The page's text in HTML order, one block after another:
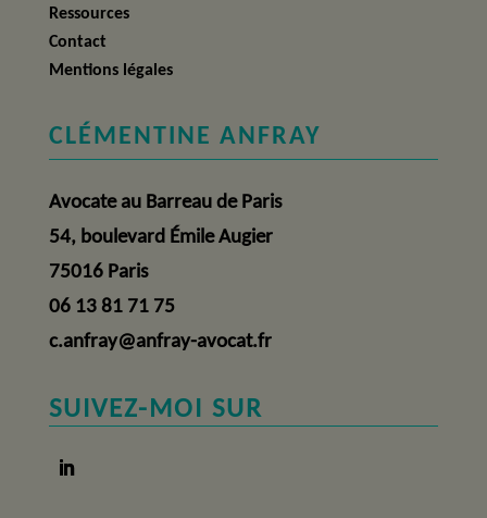
Ressources
Contact
Mentions légales
CLÉMENTINE ANFRAY
Avocate au Barreau de Paris
54, boulevard Émile Augier
75016 Paris
06 13 81 71 75
c.anfray@anfray-avocat.fr
SUIVEZ-MOI SUR